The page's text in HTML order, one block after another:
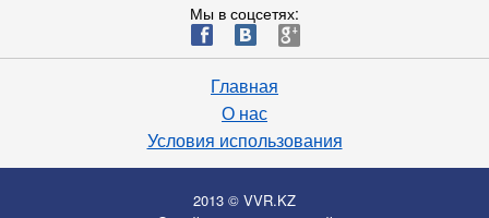
Мы в соцсетях:
ä æ è
Главная
О нас
Условия использования
2013 © VVR.KZ